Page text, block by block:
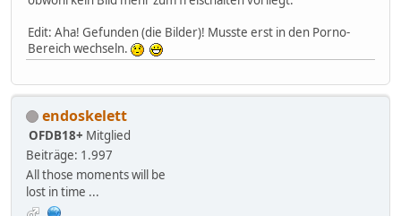
Edit: Aha! Gefunden (die Bilder)! Musste erst in den Porno-
Bereich wechseln.
endoskelett
OFDB18+ Mitglied
Beiträge: 1.997
All those moments will be
lost in time ...